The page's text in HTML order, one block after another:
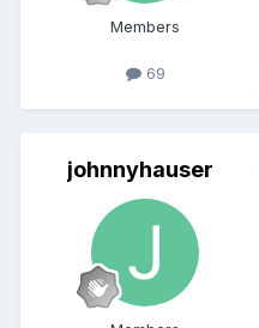
Members
69
johnnyhauser